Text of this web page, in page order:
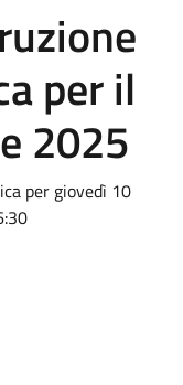
per il
2025
per giovedì 10